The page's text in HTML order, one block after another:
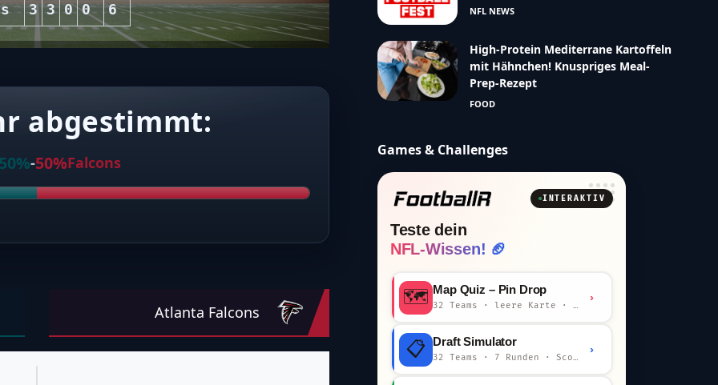
3 3 0 0 6
abgestimmt:
50%-50%Falcons
Atlanta Falcons
NFL NEWS
High-Protein Mediterrane Kartoffeln
mit Hähnchen! Knuspriges Meal-
Prep-Rezept
FOOD
Games & Challenges
INTERAKTIV
Teste dein
NFL-Wissen! 🏈
🗺️ Map Quiz – Pin Drop
›
📋 Draft Simulator
›